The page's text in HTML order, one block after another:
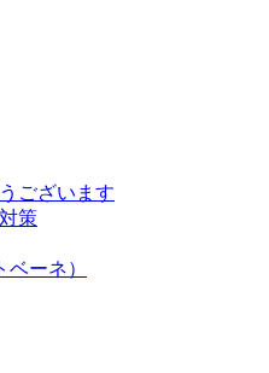
ございます
策
ーネ）